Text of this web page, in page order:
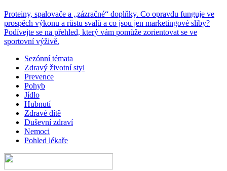
Proteiny, spalovače a „zázračné“ doplňky. Co opravdu funguje ve
prospěch výkonu a růstu svalů a co jsou jen marketingové sliby?
Podívejte se na přehled, který vám pomůže zorientovat se ve
sportovní výživě.
Sezónní témata
Zdravý životní styl
Prevence
Pohyb
Jídlo
Hubnutí
Zdravé dítě
Duševní zdraví
Nemoci
Pohled lékaře